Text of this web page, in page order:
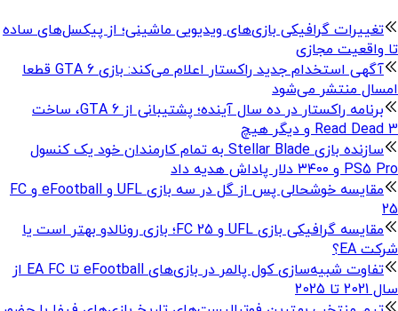
تغییرات گرافیکی بازی‌های ویدیویی ماشینی؛ از پیکسل‌های ساده
تا واقعیت مجازی
آگهی استخدام جدید راکستار اعلام می‌کند: بازی GTA 6 قطعا
امسال منتشر می‌شود
برنامه راکستار در ده سال آینده؛ پشتیبانی از GTA 6، ساخت
Read Dead 3 و دیگر هیچ
سازنده بازی Stellar Blade به تمام کارمندان خود یک کنسول
PS5 Pro و ۳۴۰۰ دلار پاداش هدیه داد
مقایسه خوشحالی پس از گل در سه بازی UFL و eFootball و FC
25
مقایسه گرافیکی بازی UFL و FC 25؛ بازی رونالدو بهتر است یا
شرکت EA؟
تفاوت شبیه‌سازی کول پالمر در بازی‌های eFootball تا EA FC از
سال 2021 تا 2025